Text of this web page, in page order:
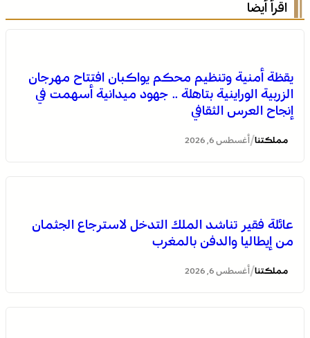
اقرأ أيضا
يقظة أمنية وتنظيم محكم يواكبان افتتاح مهرجان
الزربية الوراينية بتاهلة .. جهود ميدانية أسهمت في
إنجاح العرس الثقافي
مملكتنا/ أغسطس 6, 2026
عائلة فقير تناشد الملك التدخل لاسترجاع الجثمان
من إيطاليا والدفن بالمغرب
مملكتنا/ أغسطس 6, 2026